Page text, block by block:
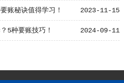
2023-11-15
账秘诀值得学习！
2024-09-11
5种要账技巧！